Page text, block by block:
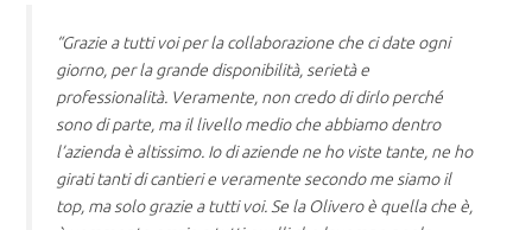
“Grazie a tutti voi per la collaborazione che ci date ogni
giorno, per la grande disponibilità, serietà e
professionalità. Veramente, non credo di dirlo perché
sono di parte, ma il livello medio che abbiamo dentro
l’azienda è altissimo. Io di aziende ne ho viste tante, ne ho
girati tanti di cantieri e veramente secondo me siamo il
top, ma solo grazie a tutti voi. Se la Olivero è quella che è,